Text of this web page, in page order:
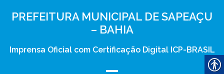
PREFEITURA MUNICIPAL DE SAPEAÇU
– BAHIA
Imprensa Oficial com Certificação Digital ICP-BRASIL